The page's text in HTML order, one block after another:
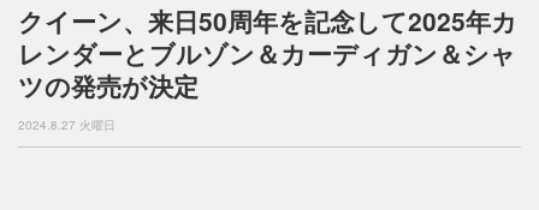
g
a
n
クイーン、来日50周年を記念して2025年カ
レンダーとブルゾン＆カーディガン＆シャ
ツの発売が決定
2024.8.27 火曜日